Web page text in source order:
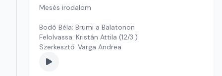
Mesés irodalom
Bodó Béla: Brumi a Balatonon
Felolvassa: Kristán Attila (12/3.)
Szerkesztő: Varga Andrea